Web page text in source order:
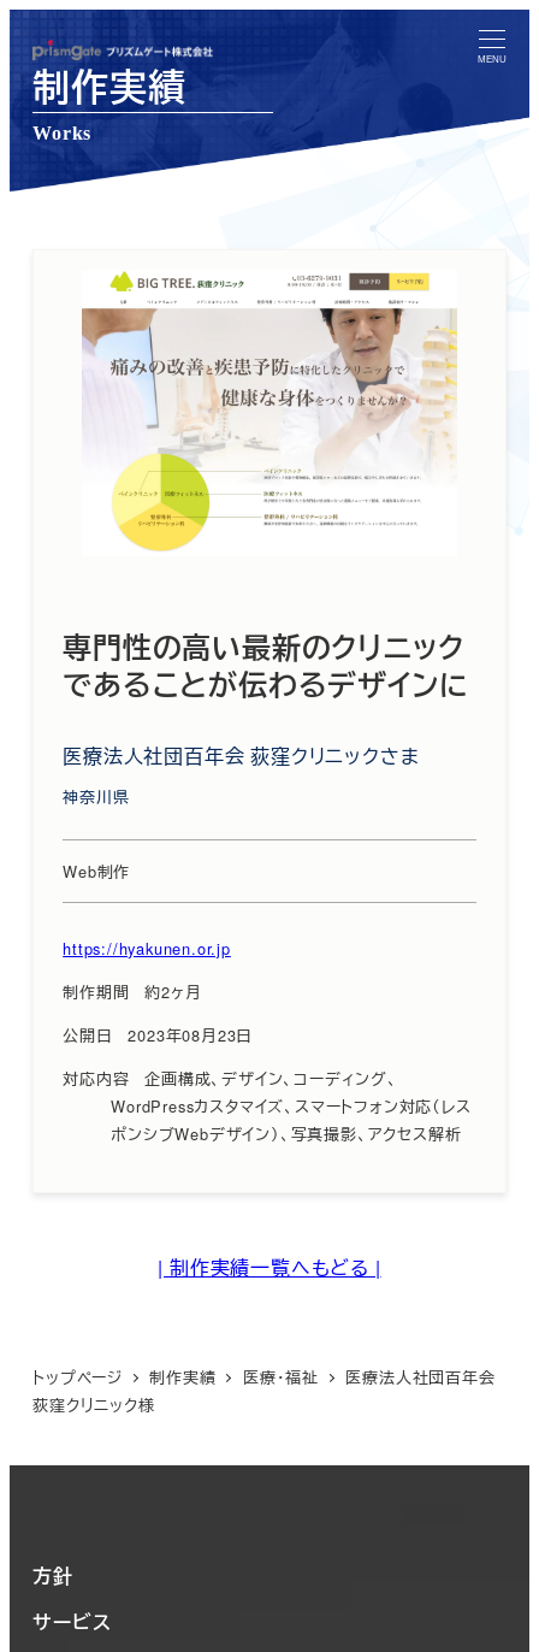
ン
コ
テ
MENU
制作実績
Works
専門性の高い最新のクリニック
であることが伝わるデザインに
医療法人社団百年会 荻窪クリニックさま
神奈川県
Web制作
https://hyakunen.or.jp
制作期間
約2ヶ月
公開日
2023年08月23日
対応内容
企画構成、デザイン、コーディング、
WordPressカスタマイズ、スマートフォン対応（レス
ポンシブWebデザイン）、写真撮影、アクセス解析
| 制作実績一覧へもどる |
トップページ 制作実績 医療・福祉
医療法人社団百年会
荻窪クリニック様
方針
サービス